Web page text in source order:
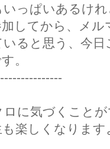
っぱいあるけ
してから、メル
ると思う、今日
。
に気づくこと
楽しくなります